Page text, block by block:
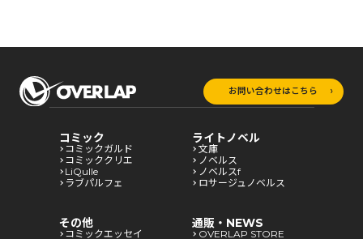
お問い合わせはこちら
コミック
コミックガルド
コミッククリエ
LiQulle
ラブパルフェ
ライトノベル
文庫
ノベルス
ノベルスf
ロサージュノベルス
その他
コミックエッセイ
通販・NEWS
OVERLAP STORE